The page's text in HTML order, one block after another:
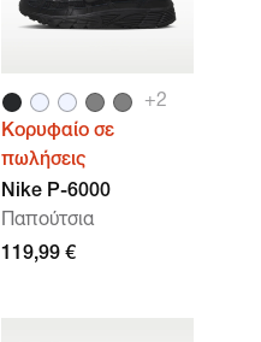
+2
Κορυφαίο σε
πωλήσεις
Nike P-6000
Παπούτσια
119,99 €